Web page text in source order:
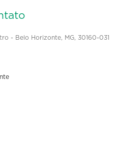
- Belo Horizonte, MG, 30160-031